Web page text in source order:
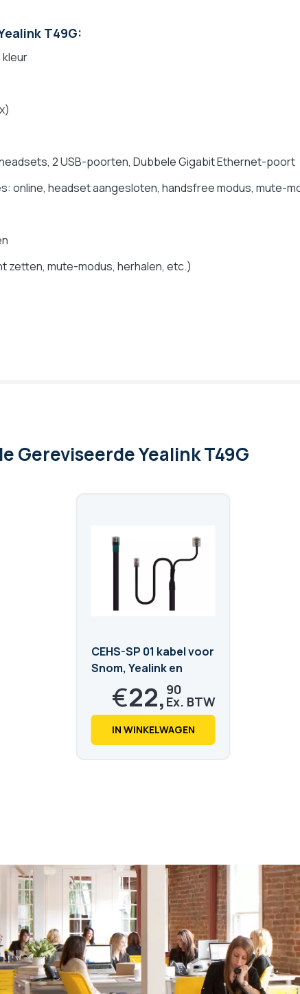
T49G:
kleur
2 USB-poorten, Dubbele Gigabit Ethernet-poort
online, headset aangesloten, handsfree modus, mute-
zetten, mute-modus, herhalen, etc.)
Gereviseerde Yealink T49G
CEHS-SP 01 kabel voor
Snom, Yealink en
Tiptel toestellen
€22, 90
€27,
IN WINKELWAGEN